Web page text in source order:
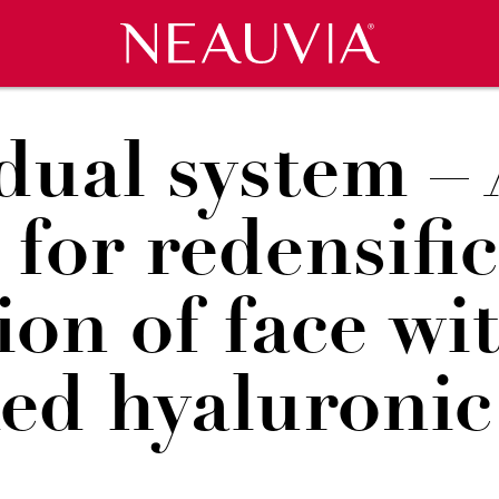
Neauvia
COSMECEUTICALS BIO-REGENERATION
WORKSHOPS & EVENTS
system –
for
of face